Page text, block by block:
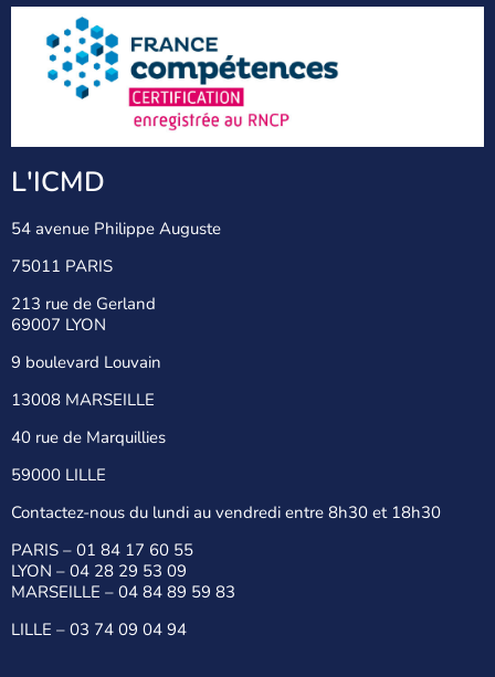
L'ICMD
54 avenue Philippe Auguste
75011 PARIS
213 rue de Gerland
69007 LYON
9 boulevard Louvain
13008 MARSEILLE
40 rue de Marquillies
59000 LILLE
Contactez-nous du lundi au vendredi entre 8h30 et 18h30
PARIS – 01 84 17 60 55
LYON – 04 28 29 53 09
MARSEILLE – 04 84 89 59 83
LILLE – 03 74 09 04 94